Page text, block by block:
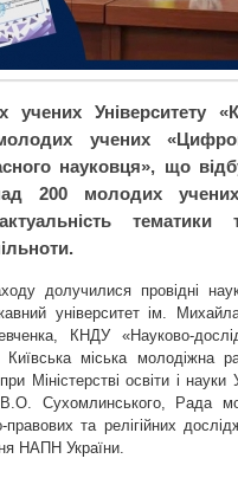
Університету
учених
науковця», що
200 молодих
долучилися провідні
університет ім.
КНДУ «Науково-
Київська міська молодіжна
Міністерстві освіти і науки
В.О. Сухомлинського, Рада
правових та релігійних
НАПН України.